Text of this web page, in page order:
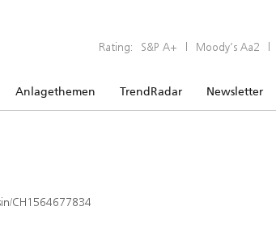
Rating: S&P A+ | Moody’s Aa2 |
Anlagethemen TrendRadar Newsletter
CH1564677834